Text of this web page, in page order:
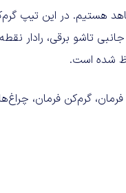
هستیم. در این تیپ
شده است.
گرم‌کن فرمان،